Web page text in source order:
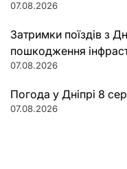
07.08.2026
Затримки поїздів з
пошкодження
07.08.2026
Погода у Дніпрі 8
07.08.2026